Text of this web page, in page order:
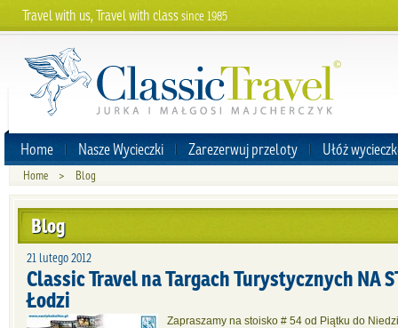
Travel with us, Travel with classsince 1985
Home Nasze Wycieczki Zarezerwuj przeloty Ułóż
Home > Blog
Blog
21 lutego 2012
Classic Travel na Targach Turystycznych NA
Łodzi
Zapraszamy na stoisko # 54 od Piątku do